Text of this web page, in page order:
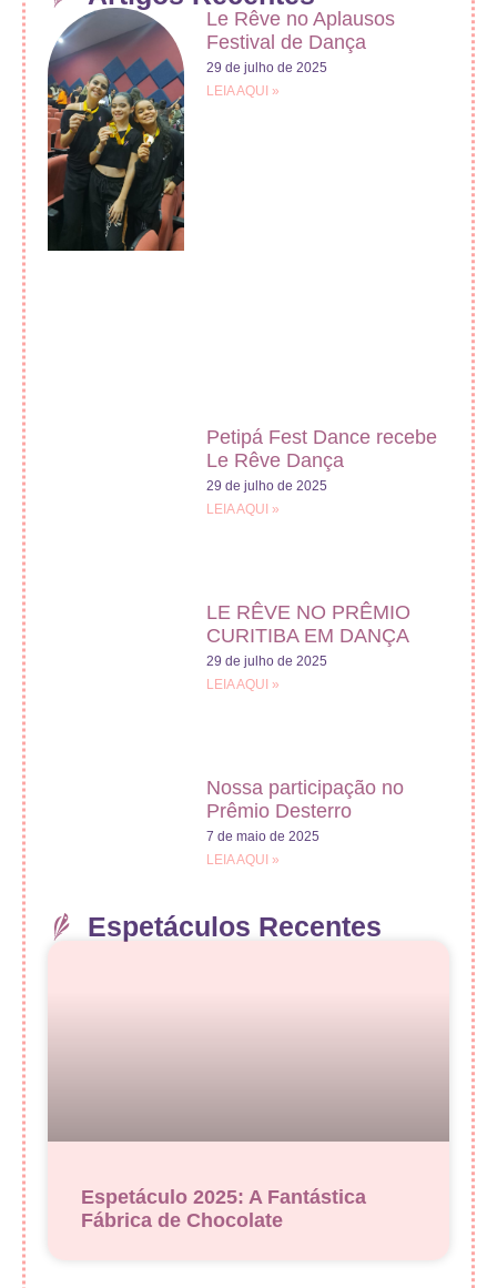
Le Rêve no Aplausos
Festival de Dança
29 de julho de 2025
LEIA AQUI »
Petipá Fest Dance recebe
Le Rêve Dança
29 de julho de 2025
LEIA AQUI »
LE RÊVE NO PRÊMIO
CURITIBA EM DANÇA
29 de julho de 2025
LEIA AQUI »
Nossa participação no
Prêmio Desterro
7 de maio de 2025
LEIA AQUI »
Espetáculos Recentes
Espetáculo 2025: A Fantástica
Fábrica de Chocolate